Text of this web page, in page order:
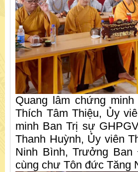
Quang lâm chứng
Thích Tâm Thiệu, Ủy
minh Ban Trị sự
Thanh Huỳnh, Ủy viên
Ninh Bình, Trưởng
cùng chư Tôn đức Tăng